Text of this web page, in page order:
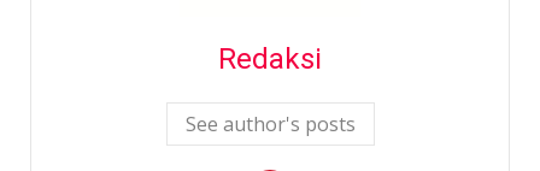
Redaksi
See author's posts